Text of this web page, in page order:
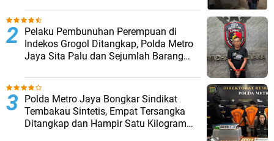
Pelaku Pembunuhan Perempuan di
Indekos Grogol Ditangkap, Polda Metro
Jaya Sita Palu dan Sejumlah Barang
‎Polda Metro Jaya Bongkar Sindikat
Tembakau Sintetis, Empat Tersangka
Ditangkap dan Hampir Satu Kilogram